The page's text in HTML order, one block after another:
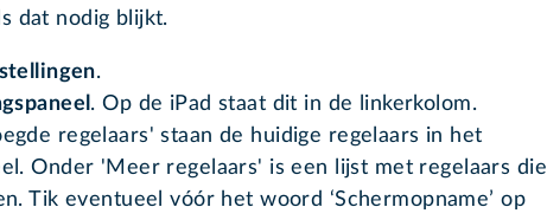
dat nodig blijkt.
.
. Op de iPad staat dit in de linkerkolom.
regelaars' staan de huidige regelaars in het
Onder 'Meer regelaars' is een lijst met regelaars die
Tik eventueel vóór het woord ‘Schermopname’ op